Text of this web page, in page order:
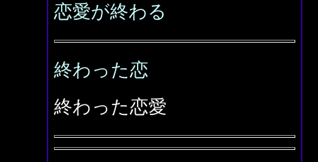
恋愛が終わる
終わった恋
終わった恋愛